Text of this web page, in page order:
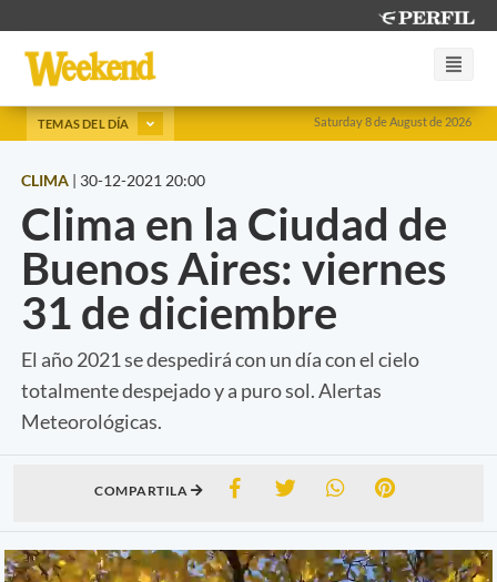
Saturday 8 de August de 2026
TEMAS DEL DÍA
CLIMA | 30-12-2021 20:00
Clima en la Ciudad de
Buenos Aires: viernes
31 de diciembre
El año 2021 se despedirá con un día con el cielo
totalmente despejado y a puro sol. Alertas
Meteorológicas.
COMPARTILA